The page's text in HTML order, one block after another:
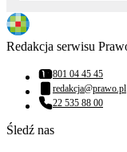
Redakcja serwisu
Numer telefonu:
801 04 45 45
Adres email:
redakcja@prawo.pl
Numer telefonu:
22 535 88 00
Śledź nas